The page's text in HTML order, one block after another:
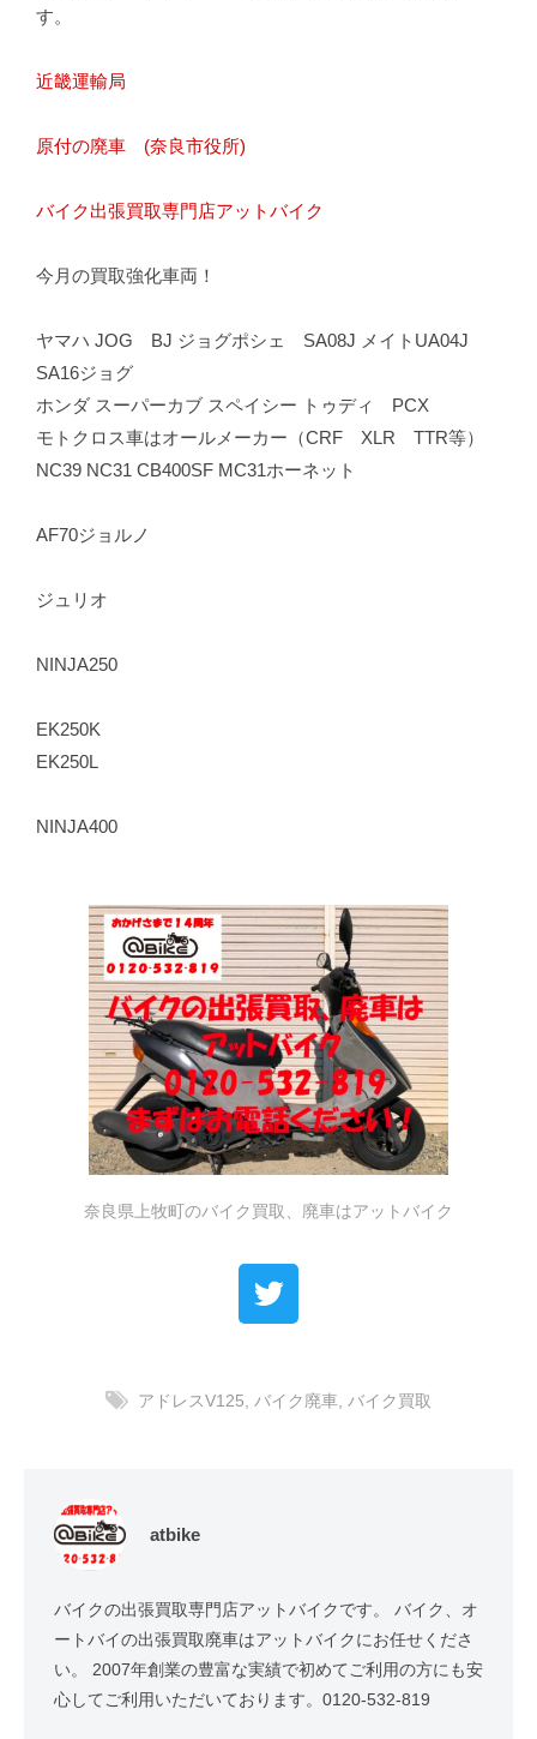
す。
近畿運輸局
原付の廃車 (奈良市役所)
バイク出張買取専門店アットバイク
今月の買取強化車両！
ヤマハ JOG BJ ジョグポシェ SA08J メイトUA04J
SA16ジョグ
ホンダ スーパーカブ スペイシー トゥディ PCX
モトクロス車はオールメーカー（CRF XLR TTR等）
NC39 NC31 CB400SF MC31ホーネット
AF70ジョルノ
ジュリオ
NINJA250
EK250K
EK250L
NINJA400
奈良県上牧町のバイク買取、廃車はアットバイク
アドレスV125, バイク廃車, バイク買取
atbike
バイクの出張買取専門店アットバイクです。 バイク、オ
ートバイの出張買取廃車はアットバイクにお任せくださ
い。 2007年創業の豊富な実績で初めてご利用の方にも安
心してご利用いただいております。0120-532-819